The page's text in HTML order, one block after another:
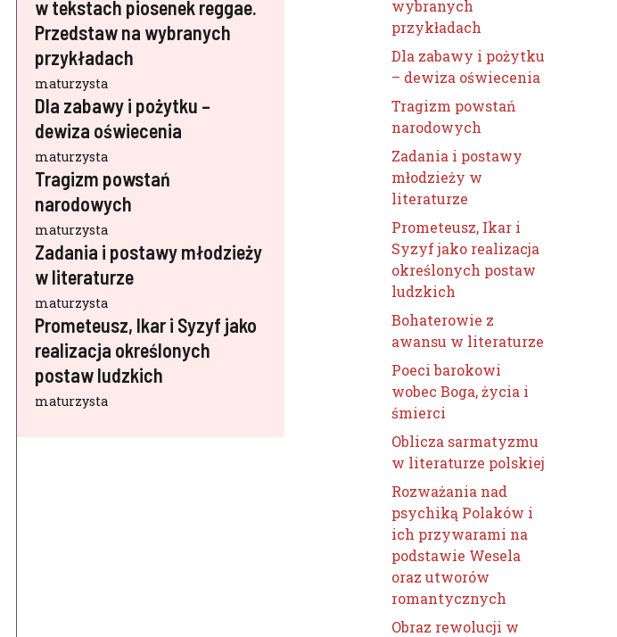
w tekstach piosenek reggae.
Przedstaw na wybranych
przykładach
maturzysta
Dla zabawy i pożytku –
dewiza oświecenia
maturzysta
Tragizm powstań
narodowych
maturzysta
Zadania i postawy młodzieży
w literaturze
maturzysta
Prometeusz, Ikar i Syzyf jako
realizacja określonych
postaw ludzkich
maturzysta
wybranych
przykładach
Dla zabawy i pożytku
– dewiza oświecenia
Tragizm powstań
narodowych
Zadania i postawy
młodzieży w
literaturze
Prometeusz, Ikar i
Syzyf jako realizacja
określonych postaw
ludzkich
Bohaterowie z
awansu w literaturze
Poeci barokowi
wobec Boga, życia i
śmierci
Oblicza sarmatyzmu
w literaturze polskiej
Rozważania nad
psychiką Polaków i
ich przywarami na
podstawie Wesela
oraz utworów
romantycznych
Obraz rewolucji w